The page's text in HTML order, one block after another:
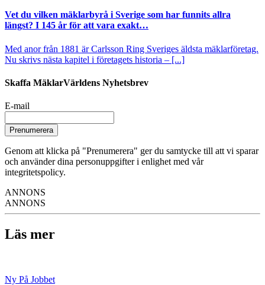
Vet du vilken mäklarbyrå i Sverige som har funnits allra
längst? I 145 år för att vara exakt…
Med anor från 1881 är Carlsson Ring Sveriges äldsta mäklarföretag.
Nu skrivs nästa kapitel i företagets historia – [...]
Skaffa MäklarVärldens Nyhetsbrev
E-mail
Prenumerera
Genom att klicka på "Prenumerera" ger du samtycke till att vi sparar
och använder dina personuppgifter i enlighet med vår
integritetspolicy.
ANNONS
ANNONS
Läs mer
Ny På Jobbet